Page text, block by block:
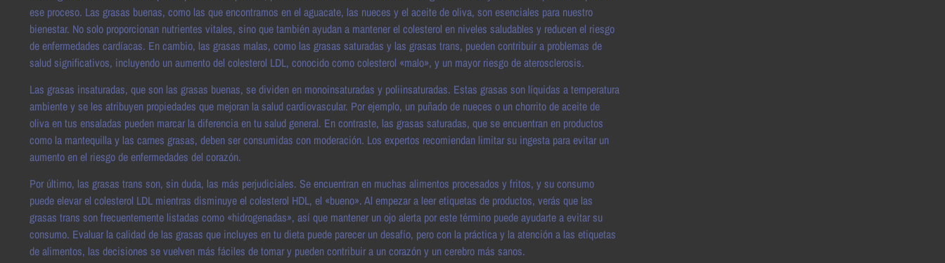
ese proceso. Las grasas buenas, como las que encontramos en el aguacate, las nueces y el aceite de oliva, son esenciales para nuestro
bienestar. No solo proporcionan nutrientes vitales, sino que también ayudan a mantener el colesterol en niveles saludables y reducen el riesgo
de enfermedades cardíacas. En cambio, las grasas malas, como las grasas saturadas y las grasas trans, pueden contribuir a problemas de
salud significativos, incluyendo un aumento del colesterol LDL, conocido como colesterol «malo», y un mayor riesgo de aterosclerosis.
Las grasas insaturadas, que son las grasas buenas, se dividen en monoinsaturadas y poliinsaturadas. Estas grasas son líquidas a temperatura
ambiente y se les atribuyen propiedades que mejoran la salud cardiovascular. Por ejemplo, un puñado de nueces o un chorrito de aceite de
oliva en tus ensaladas pueden marcar la diferencia en tu salud general. En contraste, las grasas saturadas, que se encuentran en productos
como la mantequilla y las carnes grasas, deben ser consumidas con moderación. Los expertos recomiendan limitar su ingesta para evitar un
aumento en el riesgo de enfermedades del corazón.
Por último, las grasas trans son, sin duda, las más perjudiciales. Se encuentran en muchas alimentos procesados y fritos, y su consumo
puede elevar el colesterol LDL mientras disminuye el colesterol HDL, el «bueno». Al empezar a leer etiquetas de productos, verás que las
grasas trans son frecuentemente listadas como «hidrogenadas», así que mantener un ojo alerta por este término puede ayudarte a evitar su
consumo. Evaluar la calidad de las grasas que incluyes en tu dieta puede parecer un desafío, pero con la práctica y la atención a las etiquetas
de alimentos, las decisiones se vuelven más fáciles de tomar y pueden contribuir a un corazón y un cerebro más sanos.